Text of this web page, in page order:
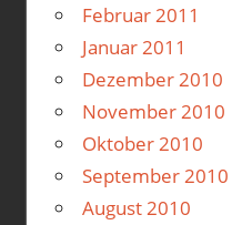
Februar 2011
Januar 2011
Dezember 2010
November 2010
Oktober 2010
September 2010
August 2010